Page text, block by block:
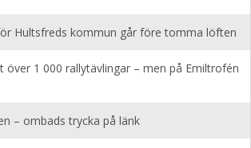
Hultsfreds kommun går före tomma löften
över 1 000 rallytävlingar – men på Emiltrofén
– ombads trycka på länk